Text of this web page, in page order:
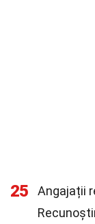
25
Angajații